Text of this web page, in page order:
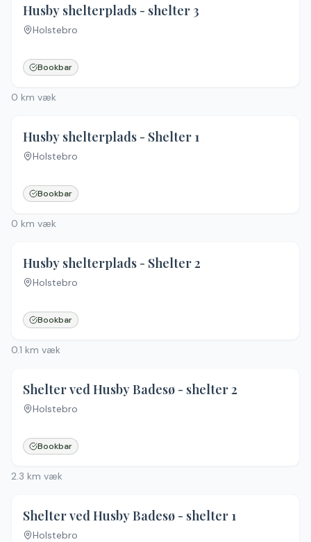
Husby shelterplads - shelter 3
Holstebro
Bookbar
0 km væk
Husby shelterplads - Shelter 1
Holstebro
Bookbar
0 km væk
Husby shelterplads - Shelter 2
Holstebro
Bookbar
0.1 km væk
Shelter ved Husby Badesø - shelter 2
Holstebro
Bookbar
2.3 km væk
Shelter ved Husby Badesø - shelter 1
Holstebro